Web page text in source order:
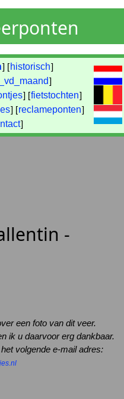
] [ historisch]
]
] [fietstochten]
] [reclameponten]
]
-
een foto van dit veer.
ik u daarvoor erg dankbaar.
volgende e-mail adres: